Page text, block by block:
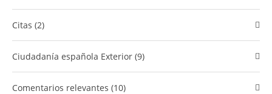
Citas (2)
Ciudadanía española Exterior (9)
comentarios relevantes (10)